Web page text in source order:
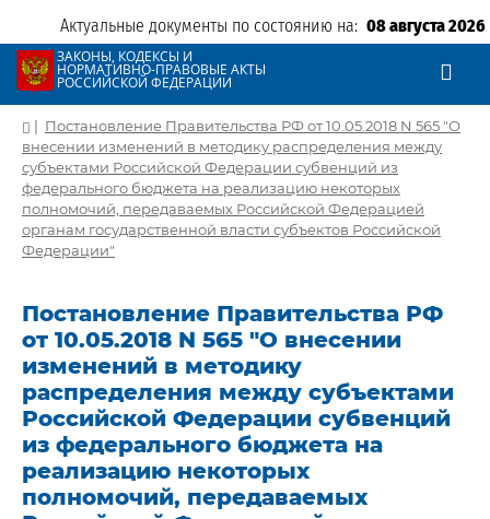
Актуальные документы по состоянию на: 08 августа 2026
ЗАКОНЫ, КОДЕКСЫ И
НОРМАТИВНО-ПРАВОВЫЕ АКТЫ
РОССИЙСКОЙ ФЕДЕРАЦИИ
| Постановление Правительства РФ от 10.05.2018 N 565 "О
внесении изменений в методику распределения между
субъектами Российской Федерации субвенций из
федерального бюджета на реализацию некоторых
полномочий, передаваемых Российской Федерацией
органам государственной власти субъектов Российской
Федерации"
Постановление Правительства РФ
от 10.05.2018 N 565 "О внесении
изменений в методику
распределения между субъектами
Российской Федерации субвенций
из федерального бюджета на
реализацию некоторых
полномочий, передаваемых